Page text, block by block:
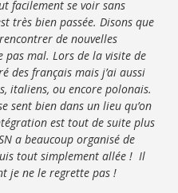
facilement se voir sans
très bien passée. Disons que
de nouvelles
pas mal. Lors de la visite de
des français mais j’ai aussi
italiens, ou encore polonais.
sent bien dans un lieu qu’on
est tout de suite plus
a beaucoup organisé de
tout simplement allée ! Il
je ne le regrette pas !